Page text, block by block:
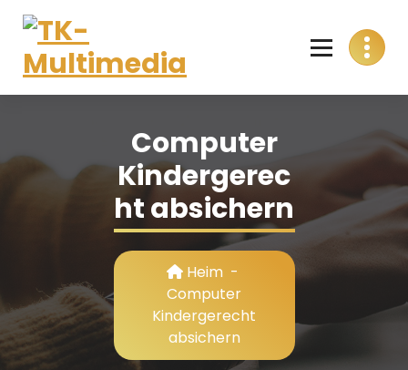
Skip
content
T
-
t
i
m
Computer
Kindergerec
ht absichern
Heim-
Computer
Kindergerecht
absichern